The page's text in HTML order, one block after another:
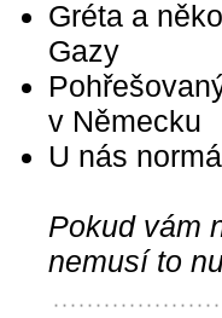
Gréta a
Gazy
v Německu
U nás
Pokud vám
nemusí to